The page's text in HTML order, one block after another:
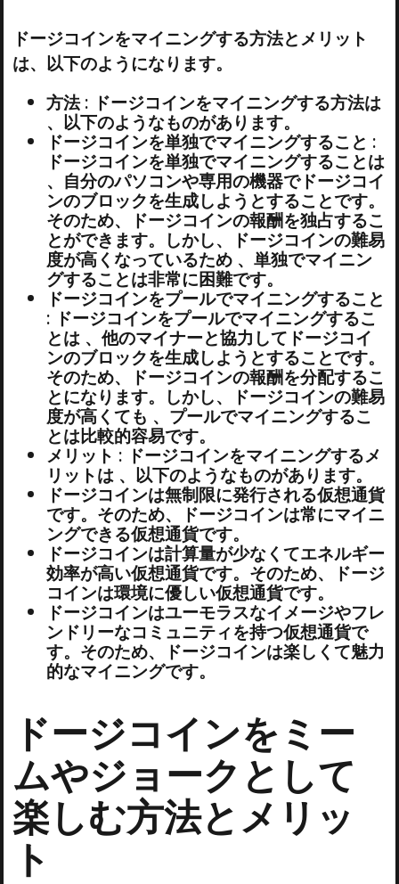
ドージコインをマイニングする方法とメリット
は、以下のようになります。
方法 : ドージコインをマイニングする方法は
、以下のようなものがあります。
ドージコインを単独でマイニングすること :
ドージコインを単独でマイニングすることは
、自分のパソコンや専用の機器でドージコイ
ンのブロックを生成しようとすることです。
そのため、ドージコインの報酬を独占するこ
とができます。しかし、ドージコインの難易
度が高くなっているため 、単独でマイニン
グすることは非常に困難です。
ドージコインをプールでマイニングすること
: ドージコインをプールでマイニングするこ
とは 、他のマイナーと協力してドージコイ
ンのブロックを生成しようとすることです。
そのため、ドージコインの報酬を分配するこ
とになります。しかし、ドージコインの難易
度が高くても 、プールでマイニングするこ
とは比較的容易です。
メリット : ドージコインをマイニングするメ
リットは 、以下のようなものがあります。
ドージコインは無制限に発行される仮想通貨
です。そのため、ドージコインは常にマイニ
ングできる仮想通貨です。
ドージコインは計算量が少なくてエネルギー
効率が高い仮想通貨です。そのため、ドージ
コインは環境に優しい仮想通貨です。
ドージコインはユーモラスなイメージやフレ
ンドリーなコミュニティを持つ仮想通貨で
す。そのため、ドージコインは楽しくて魅力
的なマイニングです。
ドージコインをミー
ムやジョークとして
楽しむ方法とメリッ
ト